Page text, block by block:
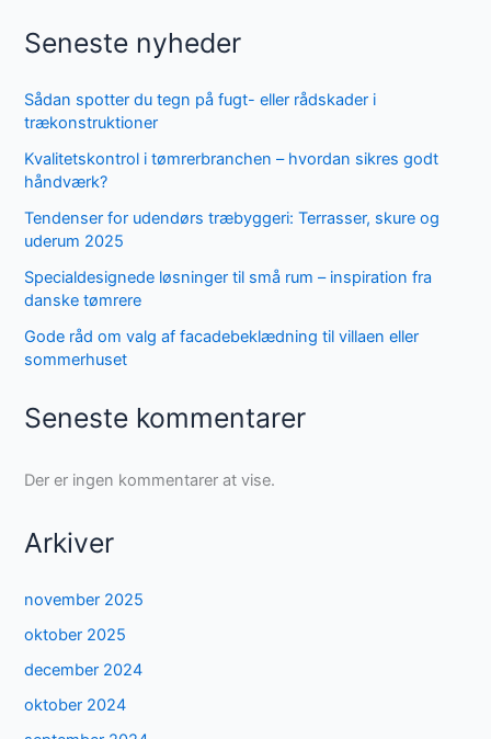
Seneste nyheder
Sådan spotter du tegn på fugt- eller rådskader i
trækonstruktioner
Kvalitetskontrol i tømrerbranchen – hvordan sikres godt
håndværk?
Tendenser for udendørs træbyggeri: Terrasser, skure og
uderum 2025
Specialdesignede løsninger til små rum – inspiration fra
danske tømrere
Gode råd om valg af facadebeklædning til villaen eller
sommerhuset
Seneste kommentarer
Der er ingen kommentarer at vise.
Arkiver
november 2025
oktober 2025
december 2024
oktober 2024